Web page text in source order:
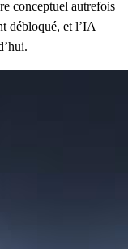
conceptuel autrefois
débloqué, et l’IA